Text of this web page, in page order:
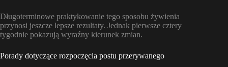
Długoterminowe praktykowanie tego sposobu żywienia
przynosi jeszcze lepsze rezultaty. Jednak pierwsze cztery
tygodnie pokazują wyraźny kierunek zmian.
Porady dotyczące rozpoczęcia postu przerywanego